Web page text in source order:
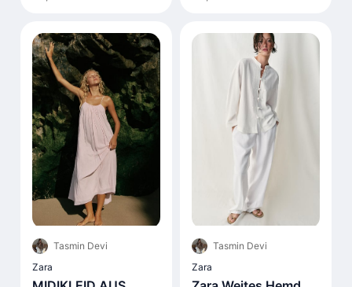
Tasmin Devi
Zara
Tasmin Devi
Zara